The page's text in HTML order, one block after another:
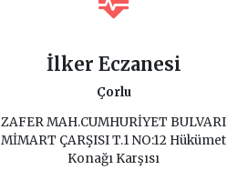
İlker Eczanesi
Çorlu
ZAFER MAH.CUMHURİYET BULVARI
MİMART ÇARŞISI T.1 NO:12 Hükümet
Konağı Karşısı